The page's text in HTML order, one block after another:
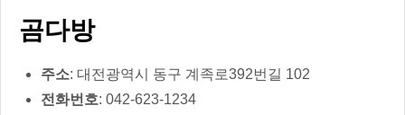
곰다방
주소: 대전광역시 동구 계족로392번길 102
전화번호: 042-623-1234